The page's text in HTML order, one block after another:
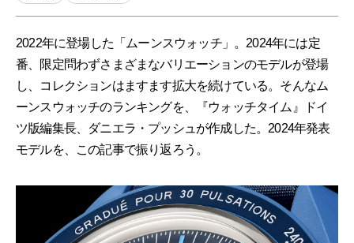
2022年に登場した「ムーンスウォッチ」。2024年には定
番、限定問わずさまざまなバリエーションのモデルが登場
し、コレクションはますます拡大を続けている。そんなム
ーンスウォッチのランキングを、『ウォッチタイム』ドイ
ツ版編集長、ダニエラ・プッシュが作成した。2024年発表
モデルを、この記事で振り返ろう。